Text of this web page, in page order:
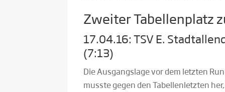
Zweiter Tabellenplatz
17.04.16: TSV E.
(7:13)
Die Ausgangslage vor dem letzten
musste gegen den Tabellenletzten